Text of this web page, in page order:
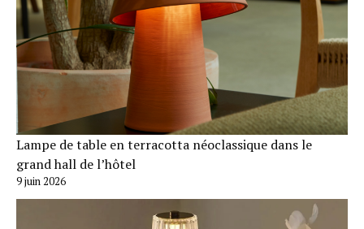
Lampe de table en terracotta néoclassique dans le
grand hall de l’hôtel
9 juin 2026